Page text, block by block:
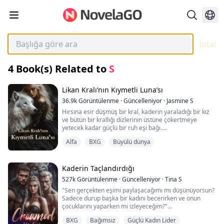
İptal
4Book(s) Related to S
Likan Kralı’nın Kıymetli Luna’sı
36.9kGörüntülenme ·Güncelleniyor · Jasmine S
Hırsına esir düşmüş bir kral, kaderin yaraladığı bir kız
ve bütün bir krallığı dizlerinin üstüne çökertmeye
yetecek kadar güçlü bir ruh eşi bağı.
yapılanlardan sonra… bedenine, zihnine, ruhuna
tarafından kurtarıldığında, kendini hiç tanımadığı bir
erkeğin koruması altında bulur… ve hiç anlayamadığı bir
bağın içinde.
Sargis fedakârlığı iyi bilir. Acımasız, hırslı ve kutsal ruh
eşi bağını hayatının merkezine koyan o, kendisine vaat
edilen ruha kavuşmak için yıllarını harcamıştır. Onu
Alfa BXG Büyülü dünya
Kaderin Taçlandırdığı
527kGörüntülenme ·Güncelleniyor ·Tina S
"Sen gerçekten eşimi paylaşacağımı mı düşünüyorsun?
Sadece durup başka bir kadını becerirken ve onun
çocuklarını yaparken mi izleyeceğim?"
kaldıktan sonra ona bir daha dokunmazdım." Eşim
BXG Bağımsız Güçlü Kadın Lider